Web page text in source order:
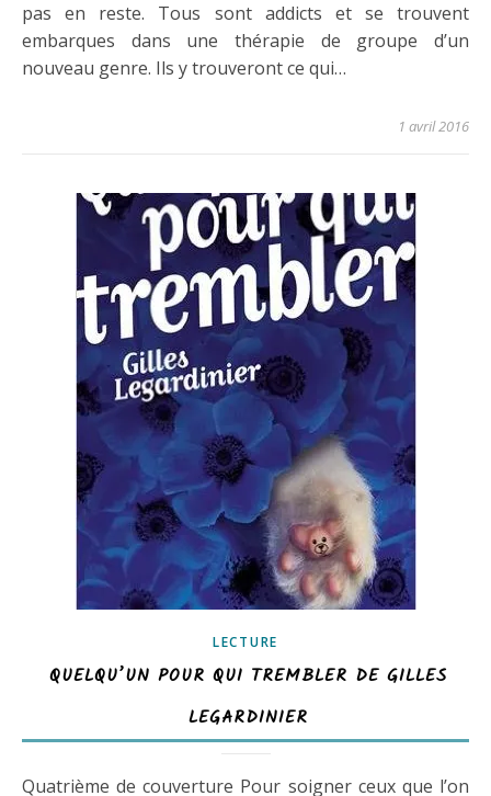
pas en reste. Tous sont addicts et se trouvent
embarques dans une thérapie de groupe d’un
nouveau genre. Ils y trouveront ce qui…
1 avril 2016
LECTURE
QUELQU’UN POUR QUI TREMBLER DE GILLES
LEGARDINIER
Quatrième de couverture Pour soigner ceux que l’on